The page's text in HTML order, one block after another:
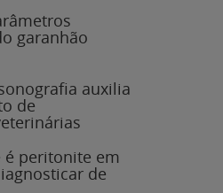
garanhão
auxilia
de
peritonite em
de